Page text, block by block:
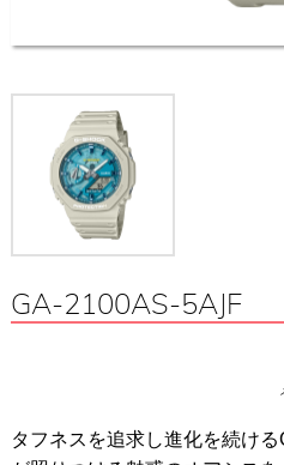
GA-2100AS-5AJF
タフネスを追求し進化を続け